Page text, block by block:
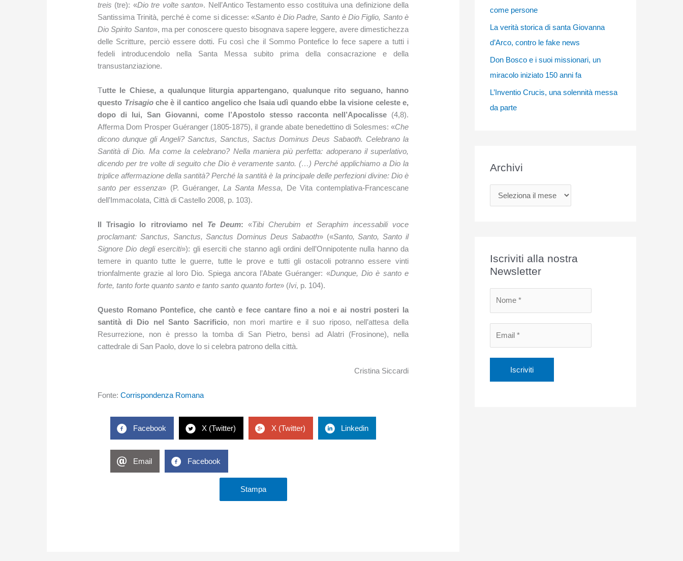
treis (tre): «Dio tre volte santo». Nell’Antico Testamento esso costituiva una definizione della
Santissima Trinità, perché è come si dicesse: «Santo è Dio Padre, Santo è Dio Figlio, Santo è
Dio Spirito Santo», ma per conoscere questo bisognava sapere leggere, avere dimestichezza
delle Scritture, perciò essere dotti. Fu così che il Sommo Pontefice lo fece sapere a tutti i
fedeli introducendolo nella Santa Messa subito prima della consacrazione e della
transustanziazione.
Tutte le Chiese, a qualunque liturgia appartengano, qualunque rito seguano, hanno
questo Trisagioche è il cantico angelico che Isaia udì quando ebbe la visione celeste e,
dopo di lui, San Giovanni, come l’Apostolo stesso racconta nell’Apocalisse(4,8).
Afferma Dom Prosper Guéranger (1805-1875), il grande abate benedettino di Solesmes: «Che
dicono dunque gli Angeli? Sanctus, Sanctus, Sactus Dominus Deus Sabaoth. Celebrano la
Santità di Dio. Ma come la celebrano? Nella maniera più perfetta: adoperano il superlativo,
dicendo per tre volte di seguito che Dio è veramente santo. (…) Perché applichiamo a Dio la
triplice affermazione della santità? Perché la santità è la principale delle perfezioni divine: Dio è
santo per essenza» (P. Guéranger,La Santa Messa, De Vita contemplativa-Francescane
dell’Immacolata, Città di Castello 2008, p. 103).
Il Trisagio lo ritroviamo nel Te Deum: «Tibi Cherubim et Seraphim incessabili voce
proclamant: Sanctus, Sanctus, Sanctus Dominus Deus Sabaoth» («Santo, Santo, Santo il
Signore Dio degli eserciti»): gli eserciti che stanno agli ordini dell’Onnipotente nulla hanno da
temere in quanto tutte le guerre, tutte le prove e tutti gli ostacoli potranno essere vinti
trionfalmente grazie al loro Dio. Spiega ancora l’Abate Guéranger: «Dunque, Dio è santo e
forte, tanto forte quanto santo e tanto santo quanto forte» (Ivi, p. 104).
Questo Romano Pontefice, che cantò e fece cantare fino a noi e ai nostri posteri la
santità di Dio nel Santo Sacrificio, non morì martire e il suo riposo, nell’attesa della
Resurrezione, non è presso la tomba di San Pietro, bensì ad Alatri (Frosinone), nella
cattedrale di San Paolo, dove lo si celebra patrono della città.
Cristina Siccardi
Fonte:Corrispondenza Romana
Facebook X (Twitter) X (Twitter) Linkedin
Email Facebook
Stampa
come persone
La verità storica di santa Giovanna
d’Arco, contro le fake news
Don Bosco e i suoi missionari, un
miracolo iniziato 150 anni fa
L’Inventio Crucis, una solennità messa
da parte
Archivi
r
v
Iscriviti alla nostra
Newsletter